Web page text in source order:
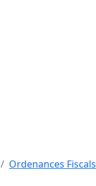
Ordenances Fiscals